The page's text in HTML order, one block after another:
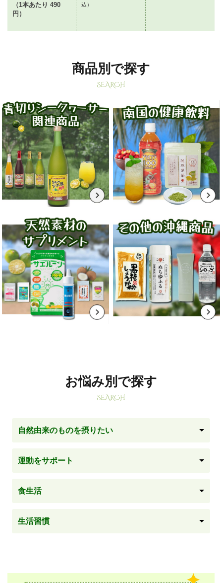
（1本あたり 490
円）
込）
商品別で探す
SEARCH
お悩み別で探す
SEARCH
自然由来のものを摂りたい
運動をサポート
食生活
生活習慣